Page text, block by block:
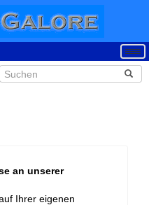
an unserer
Ihrer eigenen